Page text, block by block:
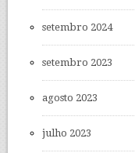
setembro 2024
setembro 2023
agosto 2023
julho 2023